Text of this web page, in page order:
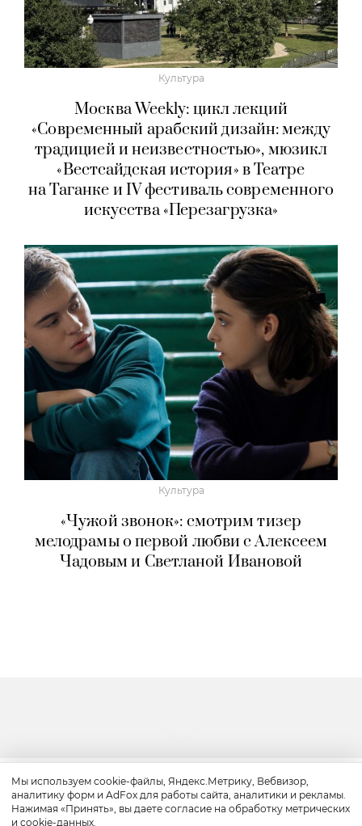
Культура
Москва Weekly: цикл лекций
«Современный арабский дизайн: между
традицией и неизвестностью», мюзикл
«Вестсайдская история» в Театре
на Таганке и IV фестиваль современного
искусства «Перезагрузка»
Культура
«Чужой звонок»: смотрим тизер
мелодрамы о первой любви с Алексеем
Чадовым и Светланой Ивановой
Путешествие
Мы используем cookie-файлы, Яндекс.Метрику, Вебвизор,
аналитику форм и AdFox для работы сайта, аналитики и рекламы.
Нажимая «Принять», вы даете согласие на обработку метрических
и cookie-данных.